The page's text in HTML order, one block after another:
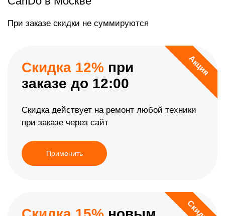
При заказе скидки не суммируются
Акция
Скидка 12% при
заказе до 12:00
Скидка действует на ремонт любой техники
при заказе через сайт
Применить